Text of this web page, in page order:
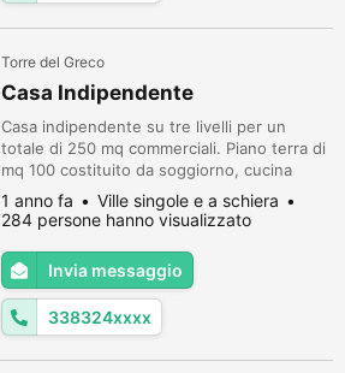
Torre del Greco
Casa Indipendente
Casa indipendente su tre livelli per un
totale di 250 mq commerciali. Piano terra di
mq 100 costituito da soggiorno, cucina
abitabile, bagno un locale studio di 25 mq
accessibile dal giardino esclusivo. Piano
primo di circa 70 mq composto da tre
camere da letto di cui due matrimoniali ed
un bagno. Al piano interrato di circa 70 mq
vi è un'autorimessa per n 2...
1 anno fa
Ville singole e a schiera
284 persone hanno visualizzato
Invia messaggio
338324xxxx